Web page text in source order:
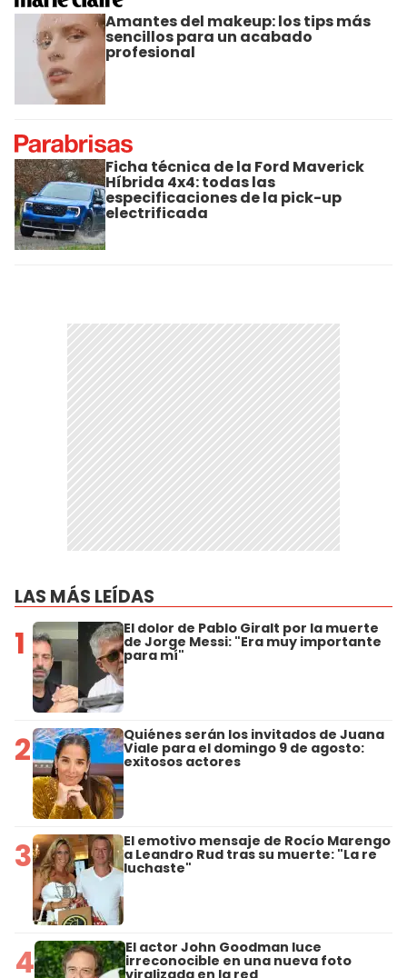
Amantes del makeup: los tips más
sencillos para un acabado
profesional
Ficha técnica de la Ford Maverick
Híbrida 4x4: todas las
especificaciones de la pick-up
electrificada
LAS MÁS LEÍDAS
1 El dolor de Pablo Giralt por la muerte
de Jorge Messi: "Era muy importante
para mí"
2 Quiénes serán los invitados de Juana
Viale para el domingo 9 de agosto:
exitosos actores
3 El emotivo mensaje de Rocío Marengo
a Leandro Rud tras su muerte: "La re
luchaste"
4 El actor John Goodman luce
irreconocible en una nueva foto
viralizada en la red